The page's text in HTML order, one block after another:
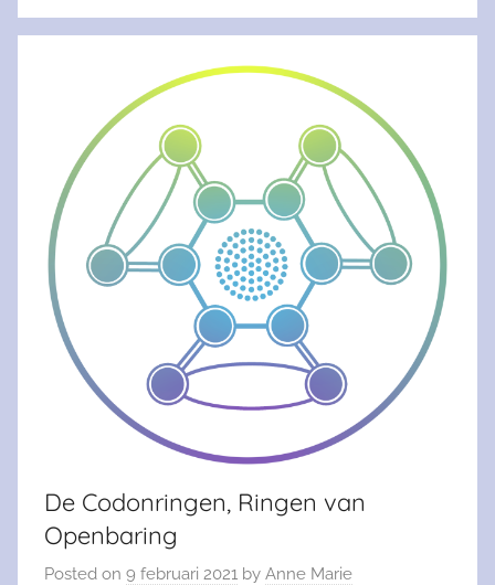
De Codonringen, Ringen van
Openbaring
Posted on 9 februari 2021 by Anne Marie